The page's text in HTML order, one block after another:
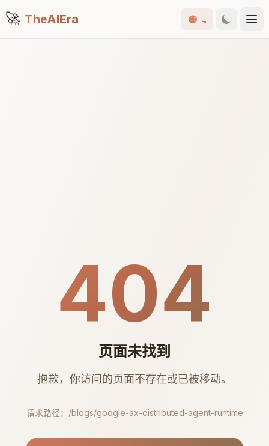
🚀 TheAIEra 🟠
404
页面未找到
抱歉，你访问的页面不存在或已被移动。
请求路径： /blogs/google-ax-distributed-agent-runtime